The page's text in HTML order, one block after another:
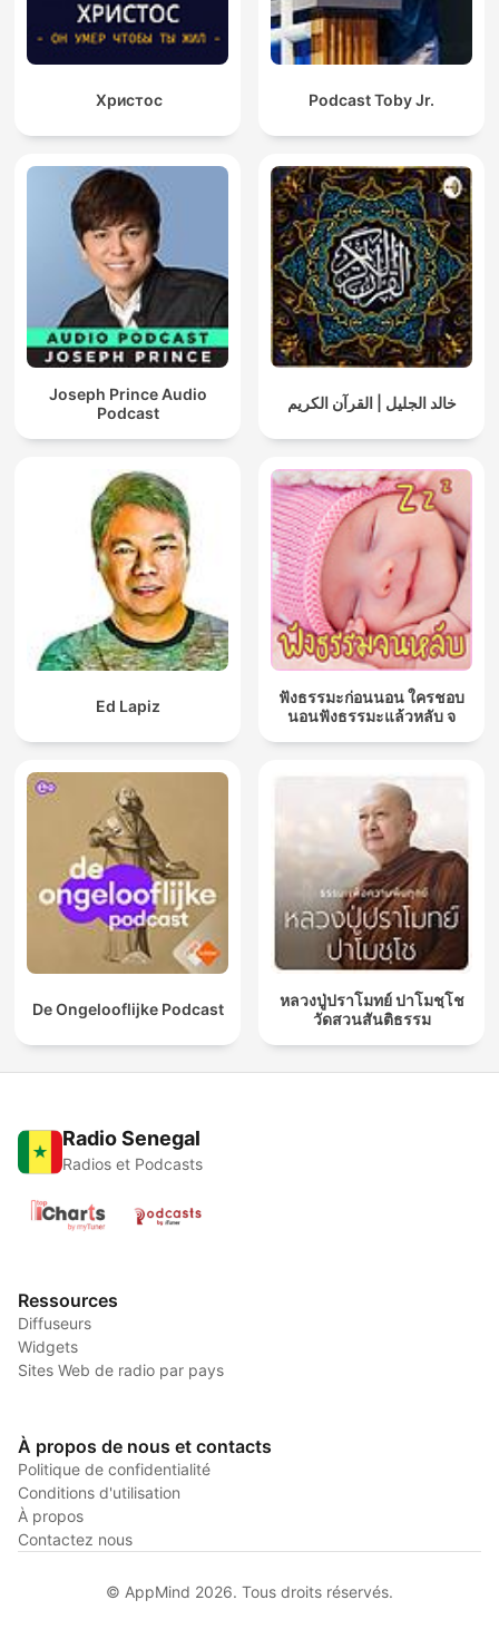
Христос Podcast Toby Jr.
Joseph Prince Audio
Podcast
خالد الجليل | القرآن الكريم
Ed Lapiz
ฟังธรรมะก่อนนอน ใครชอบ
นอนฟังธรรมะแล้วหลับ จ
De Ongelooflijke Podcast
หลวงปู่ปราโมทย์ ปาโมชฺโช
วัดสวนสันติธรรม
Radio Senegal
Radios et Podcasts
Ressources
Diffuseurs
Widgets
Sites Web de radio par pays
À propos de nous et contacts
Politique de confidentialité
Conditions d'utilisation
À propos
Contactez nous
© AppMind 2026. Tous droits réservés.